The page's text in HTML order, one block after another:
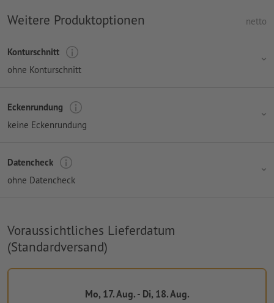
Weitere Produktoptionen netto
Konturschnitt
ohne Konturschnitt
Eckenrundung
keine Eckenrundung
Datencheck
ohne Datencheck
Voraussichtliches Lieferdatum
(Standardversand)
Mo, 17. Aug. - Di, 18. Aug.